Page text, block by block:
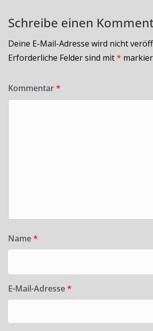
Schreibe einen
Deine E-Mail-Adresse wird nicht
Erforderliche Felder sind mit*
Kommentar*
Name*
E-Mail-Adresse*